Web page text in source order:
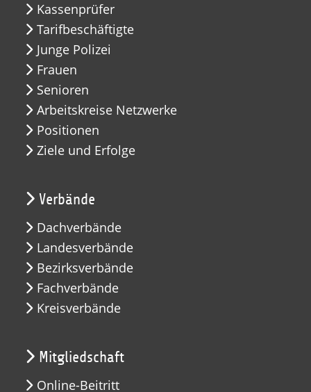
Kassenprüfer
Tarifbeschäftigte
Junge Polizei
Frauen
Senioren
Arbeitskreise Netzwerke
Positionen
Ziele und Erfolge
Verbände
Dachverbände
Landesverbände
Bezirksverbände
Fachverbände
Kreisverbände
Mitgliedschaft
Online-Beitritt